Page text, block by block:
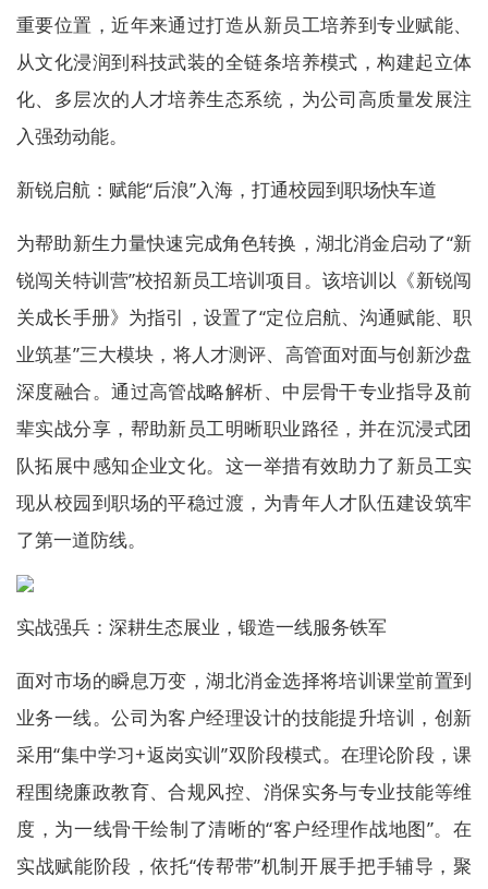
重要位置，近年来通过打造从新员工培养到专业赋能、
从文化浸润到科技武装的全链条培养模式，构建起立体
化、多层次的人才培养生态系统，为公司高质量发展注
入强劲动能。
新锐启航：赋能“后浪”入海，打通校园到职场快车道
为帮助新生力量快速完成角色转换，湖北消金启动了“新
锐闯关特训营”校招新员工培训项目。该培训以《新锐闯
关成长手册》为指引，设置了“定位启航、沟通赋能、职
业筑基”三大模块，将人才测评、高管面对面与创新沙盘
深度融合。通过高管战略解析、中层骨干专业指导及前
辈实战分享，帮助新员工明晰职业路径，并在沉浸式团
队拓展中感知企业文化。这一举措有效助力了新员工实
现从校园到职场的平稳过渡，为青年人才队伍建设筑牢
了第一道防线。
实战强兵：深耕生态展业，锻造一线服务铁军
面对市场的瞬息万变，湖北消金选择将培训课堂前置到
业务一线。公司为客户经理设计的技能提升培训，创新
采用“集中学习+返岗实训”双阶段模式。在理论阶段，课
程围绕廉政教育、合规风控、消保实务与专业技能等维
度，为一线骨干绘制了清晰的“客户经理作战地图”。在
实战赋能阶段，依托“传帮带”机制开展手把手辅导，聚